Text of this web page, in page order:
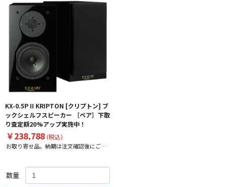
KX-0.5P II KRIPTON [クリプトン] ブ
ックシェルフスピーカー ［ペア］下取
り査定額20%アップ実施中！
￥238,788(税込)
お取り寄せ品。納期は注文確認後にご案
数量